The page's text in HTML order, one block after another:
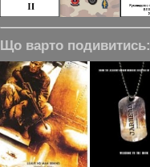
Що варто подивитись: